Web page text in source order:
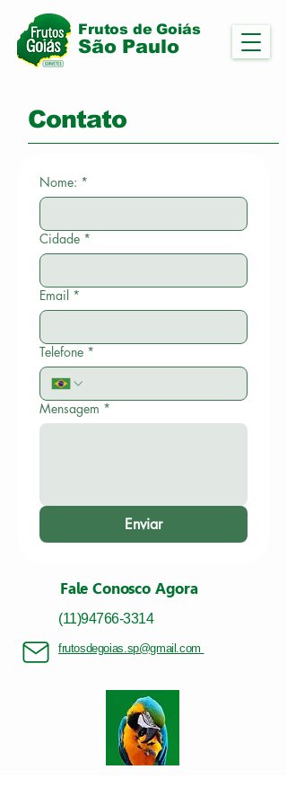
Frutos de Goiás
São Paulo
Contato
Nome: *
Cidade *
Email *
Telefone *
Mensagem *
Enviar
Fale Conosco Agora
(11)94766-3314
frutosdegoias.sp@gmail.com